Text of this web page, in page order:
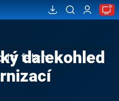
to fetch
dalekohled